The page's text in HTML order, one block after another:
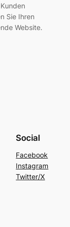
Sie Ihren
Website.
Social
Facebook
Instagram
Twitter/X